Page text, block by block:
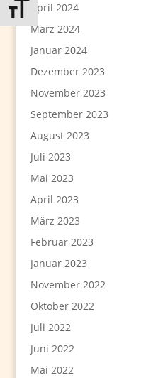
Schrift vergrößern
April 2024
März 2024
Januar 2024
Dezember 2023
November 2023
September 2023
August 2023
Juli 2023
Mai 2023
April 2023
März 2023
Februar 2023
Januar 2023
November 2022
Oktober 2022
Juli 2022
Juni 2022
Mai 2022